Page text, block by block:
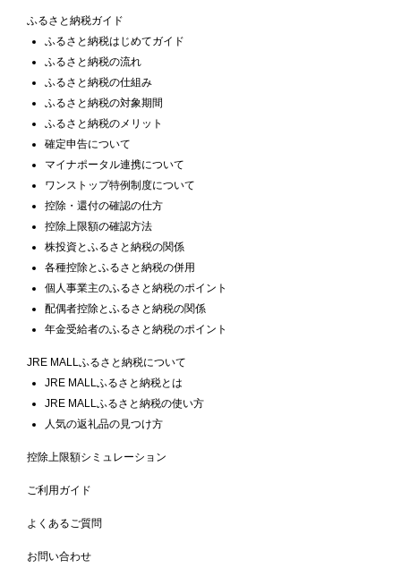
ふるさと納税ガイド
ふるさと納税はじめてガイド
ふるさと納税の流れ
ふるさと納税の仕組み
ふるさと納税の対象期間
ふるさと納税のメリット
確定申告について
マイナポータル連携について
ワンストップ特例制度について
控除・還付の確認の仕方
控除上限額の確認方法
株投資とふるさと納税の関係
各種控除とふるさと納税の併用
個人事業主のふるさと納税のポイント
配偶者控除とふるさと納税の関係
年金受給者のふるさと納税のポイント
JRE MALLふるさと納税について
JRE MALLふるさと納税とは
JRE MALLふるさと納税の使い方
人気の返礼品の見つけ方
控除上限額シミュレーション
ご利用ガイド
よくあるご質問
お問い合わせ